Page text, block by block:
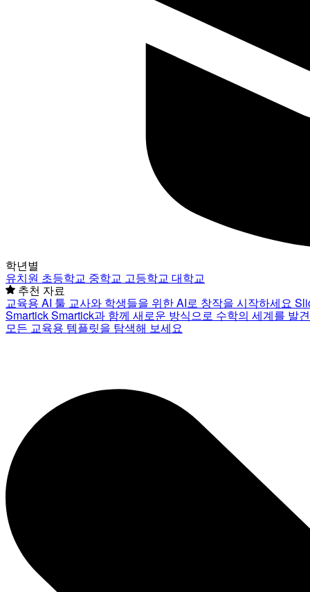
학년별
유치원 초등학교 중학교 고등학교 대학교
추천 자료
교육용 AI 툴 교사와 학생들을 위한 AI로 창작을 시작하세요
SmartickSmartick과 함께 새로운 방식으로 수학의 세계를 발
모든 교육용 템플릿을 탐색해 보세요